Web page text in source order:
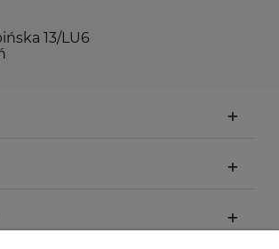
13/LU6